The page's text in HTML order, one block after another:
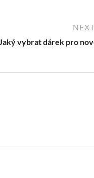
Jaký vybrat dárek pro